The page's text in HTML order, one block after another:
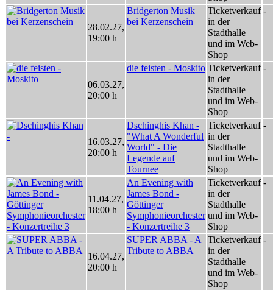
28.02.27,
19:00 h
Bridgerton Musik
bei Kerzenschein
Ticketverkauf
in der
Stadthalle
und im Web-
Shop
-
06.03.27,
20:00 h
die feisten - Moskito Ticketverkauf
in der
Stadthalle
und im Web-
Shop
-
16.03.27,
20:00 h
Dschinghis Khan -
"What A Wonderful
World" - Die
Legende auf
Tournee
Ticketverkauf
in der
Stadthalle
und im Web-
Shop
-
11.04.27,
18:00 h
An Evening with
James Bond -
Göttinger
Symphonieorchester
- Konzertreihe 3
Ticketverkauf
in der
Stadthalle
und im Web-
Shop
-
16.04.27,
20:00 h
SUPER ABBA - A
Tribute to ABBA
Ticketverkauf
in der
Stadthalle
und im Web-
Shop
-